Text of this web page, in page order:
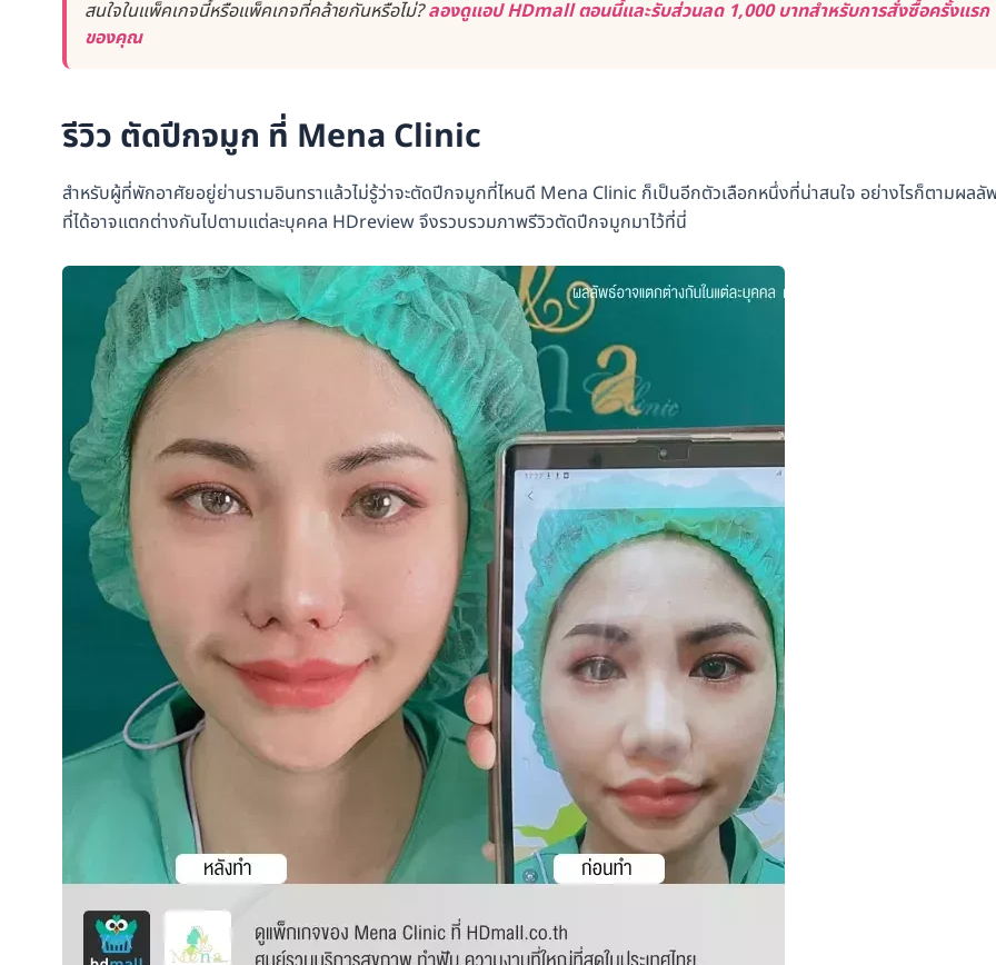
สนใจในแพ็คเกจนี้หรือแพ็คเกจที่คล้ายกันหรือไม่?ลองดูแอป HDmall ตอนนี้และรับส่วนลด 1,000 บาทสำหรับการสั่งซื้อครั้งแรก
ของคุณ
รีวิว ตัดปีกจมูก ที่ Mena Clinic
สำหรับผู้ที่พักอาศัยอยู่ย่านรามอินทราแล้วไม่รู้ว่าจะตัดปีกจมูกที่ไหนดี Mena Clinic ก็เป็นอีกตัวเลือกหนึ่งที่น่าสนใจ อย่างไรก็ตามผลลั
ที่ได้อาจแตกต่างกันไปตามแต่ละบุคคล HDreview จึงรวบรวมภาพรีวิวตัดปีกจมูกมาไว้ที่นี่